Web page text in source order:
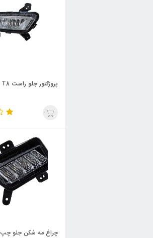
پروژکتور جلو راست KMC T8
چراغ مه شکن جلو چپ LIFAN X50